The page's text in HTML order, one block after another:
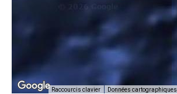
Raccourcis clavier Données cartographiques